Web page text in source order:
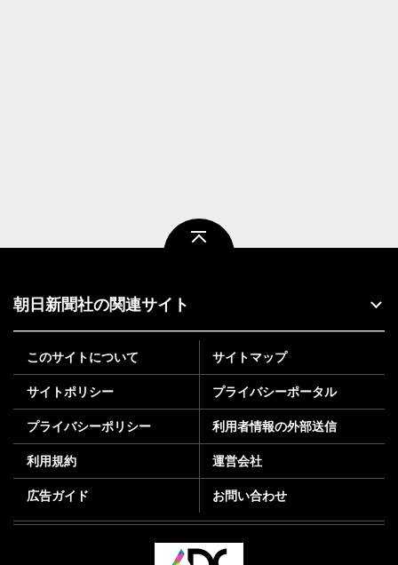
朝日新聞社の関連サイト
このサイトについて サイトマップ
サイトポリシー プライバシーポータル
プライバシーポリシー 利用者情報の外部送信
利用規約 運営会社
広告ガイド お問い合わせ